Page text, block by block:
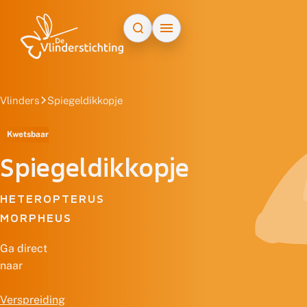
Vlinders Spiegeldikkopje
Kwetsbaar
Spiegeldikkopje
HETEROPTERUS
MORPHEUS
Ga direct
naar
Verspreiding